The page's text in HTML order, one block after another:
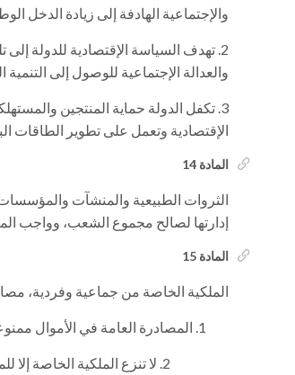
والإجتماعية الهادفة إلى زيادة الدخل
تهدف السياسة الإقتصادية للدولة إلى
والعدالة الإجتماعية للوصول إلى
تكفل الدولة حماية المنتجين
الإقتصادية وتعمل على تطوير الطاقات
المادة 14
الثروات الطبيعية والمنشآت
إدارتها لصالح مجموع الشعب، وواجب
المادة 15
الملكية الخاصة من جماعية وفردية،
المصادرة العامة في الأموال
لا تنزع الملكية الخاصة